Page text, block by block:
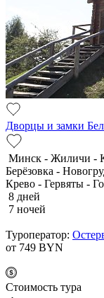
Дворцы и замки
Минск - Жиличи -
Берёзовка -
Крево - Гервяты -
8 дней
7 ночей
Туроператор:
от 749 BYN
Cтоимость тура